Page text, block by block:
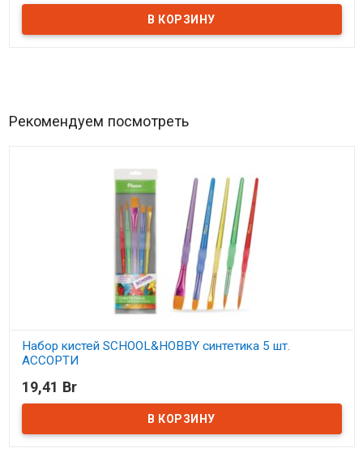
Рекомендуем посмотреть
Набор кистей SCHOOL&HOBBY синтетика 5 шт.
АССОРТИ
В наличии
19,41 Br